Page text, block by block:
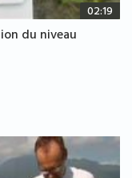
02:19
du niveau